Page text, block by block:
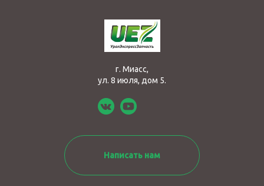
г. Миасс,
ул. 8 июля, дом 5.
Написать нам